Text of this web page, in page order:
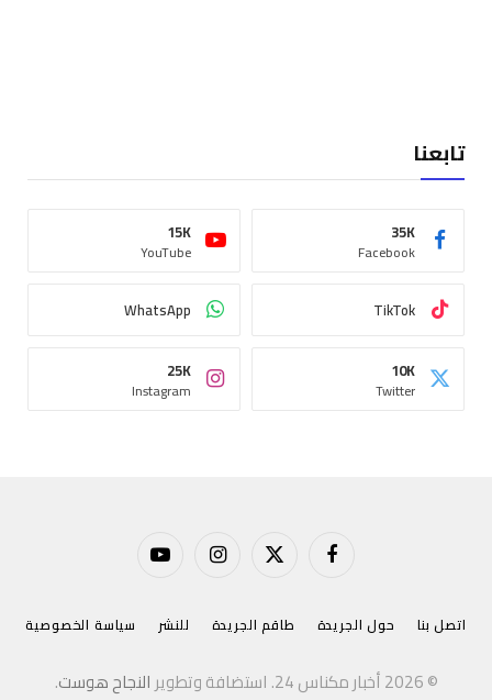
تابعنا
Facebook
35K
YouTube
15K
TikTok
WhatsApp
Twitter
10K
Instagram
25K
فيسبوك X الانستغراميوتيوب
اتصل بنا حول الجريدة طاقم الجريدة للنشر سياسة الخصوصية
© 2026 أخبار مكناس 24. استضافة وتطوير النجاح هوست.